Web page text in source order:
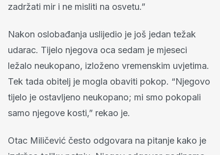
zadržati mir i ne misliti na osvetu.”
Nakon oslobađanja uslijedio je još jedan težak
udarac. Tijelo njegova oca sedam je mjeseci
ležalo neukopano, izloženo vremenskim uvjetima.
Tek tada obitelj je mogla obaviti pokop. “Njegovo
tijelo je ostavljeno neukopano; mi smo pokopali
samo njegove kosti,” rekao je.
Otac Miličević često odgovara na pitanje kako je